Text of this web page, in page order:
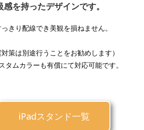
を持ったデザインです。
きり配線でき美観を損ねません。
策は別途行うことをお勧めします）
ムカラーも有償にて対応可能です。
iPadスタンド一覧